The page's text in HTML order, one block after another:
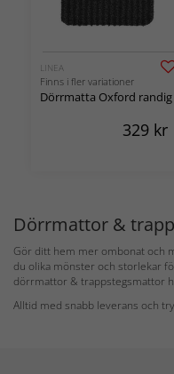
LINEA
Finns i fler variationer
Dörrmatta Oxford randig
329 kr
Dörrmattor &
Gör ditt hem mer ombonat och
du olika mönster och storlekar
dörrmattor & trappstegsmattor
Alltid med snabb leverans och